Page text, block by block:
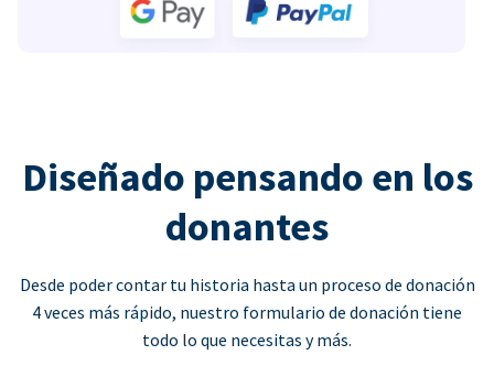
Diseñado pensando en los
donantes
Desde poder contar tu historia hasta un proceso de donación
4 veces más rápido, nuestro formulario de donación tiene
todo lo que necesitas y más.